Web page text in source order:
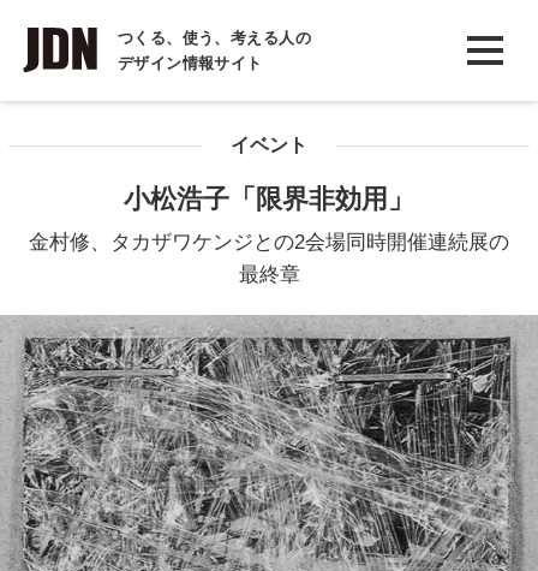
つくる、使う、考える人の
デザイン情報サイト
INTERVIEW
インタビュー
COLUMN
イベント
小松浩子「限界非効用」
金村修、タカザワケンジとの2会場同時開催連続展の
最終章